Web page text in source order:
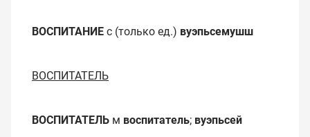
ВОСПИТАНИЕ с (только ед.) вуэпьсемушш
ВОСПИТАТЕЛЬ
ВОСПИТАТЕЛЬ м воспитатель; вуэпьсей